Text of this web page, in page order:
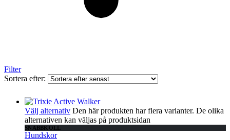
Filter
Sortera efter:
Välj alternativ Den här produkten har flera varianter. De olika
alternativen kan väljas på produktsidan
SNABBKOLL
Hundskor